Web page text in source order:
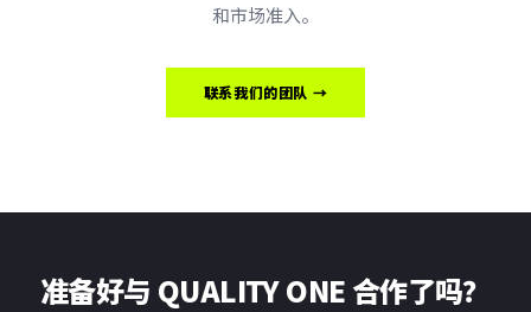
和市场准入。
联系我们的团队 →
准备好与 QUALITY ONE 合作了吗？